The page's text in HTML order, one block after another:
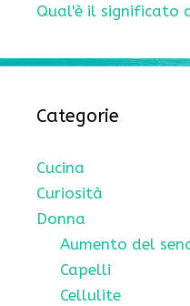
Qual'è il significato
Categorie
Cucina
Curiosità
Donna
Aumento del
Capelli
Cellulite